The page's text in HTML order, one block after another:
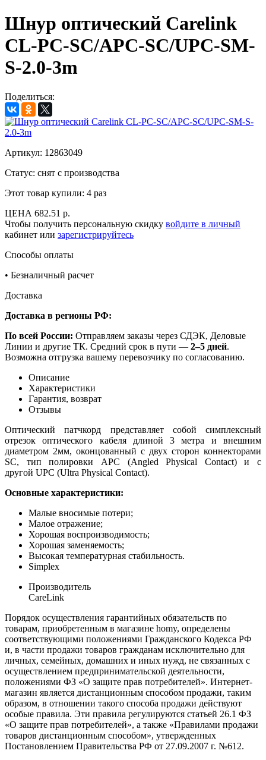
Шнур оптический Carelink
CL-PC-SC/APC-SC/UPC-SM-
S-2.0-3m
Поделиться:
Артикул: 12863049
Статус: снят с производства
Этот товар купили: 4 раз
ЦЕНА 682.51 р.
Чтобы получить персональную скидку войдите в личный
кабинет или зарегистрируйтесь
Способы оплаты
• Безналичный расчет
Доставка
Доставка в регионы РФ:
По всей России: Отправляем заказы через СДЭК, Деловые
Линии и другие ТК. Средний срок в пути — 2–5 дней.
Возможна отгрузка вашему перевозчику по согласованию.
Описание
Характеристики
Гарантия, возврат
Отзывы
Оптический патчкорд представляет собой симплексный
отрезок оптического кабеля длиной 3 метра и внешним
диаметром 2мм, оконцованный с двух сторон коннекторами
SC, тип полировки APC (Angled Physical Contact) и с
другой UPC (Ultra Physical Contact).
Основные характеристики:
Малые вносимые потери;
Малое отражение;
Хорошая воспроизводимость;
Хорошая заменяемость;
Высокая температурная стабильность.
Simplex
Производитель
CareLink
Порядок осуществления гарантийных обязательств по
товарам, приобретенным в магазине homy, определены
соответствующими положениями Гражданского Кодекса РФ
и, в части продажи товаров гражданам исключительно для
личных, семейных, домашних и иных нужд, не связанных с
осуществлением предпринимательской деятельности,
положениями ФЗ «О защите прав потребителей». Интернет-
магазин является дистанционным способом продажи, таким
образом, в отношении такого способа продажи действуют
особые правила. Эти правила регулируются статьей 26.1 ФЗ
«О защите прав потребителей», а также «Правилами продажи
товаров дистанционным способом», утвержденных
Постановлением Правительства РФ от 27.09.2007 г. №612.